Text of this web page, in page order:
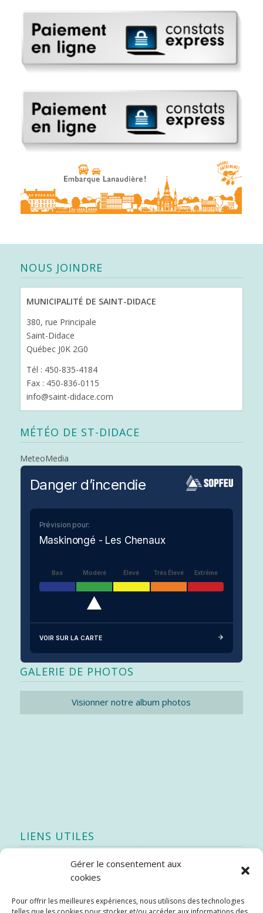
Gérer le consentement aux
cookies
Pour offrir les meilleures expériences, nous utilisons des technologies
NOUS JOINDRE
MUNICIPALITÉ DE SAINT-DIDACE
380, rue Principale
Saint-Didace
Québec J0K 2G0
Tél : 450-835-4184
Fax : 450-836-0115
info@saint-didace.com
MÉTÉO DE ST-DIDACE
MeteoMedia
Danger d’incendie
Prévision pour:
Maskinongé - Les Chenaux
Bas Modéré Élevé Très Élevé Extrême
VOIR SUR LA CARTE
GALERIE DE PHOTOS
Visionner notre album photos
LIENS UTILES
Quoi de neuf
Stratégie québécoise d’économie d’eau potable